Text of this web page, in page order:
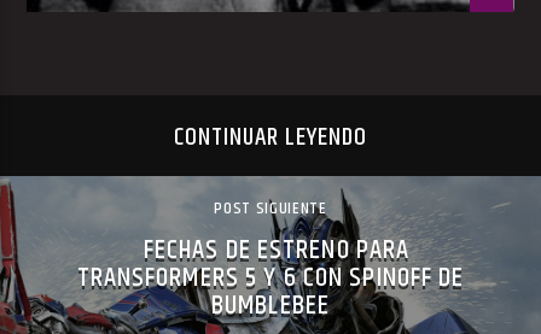
CONTINUAR LEYENDO
POST SIGUIENTE
FECHAS DE ESTRENO PARA
TRANSFORMERS 5 Y 6 CON SPINOFF DE
BUMBLEBEE